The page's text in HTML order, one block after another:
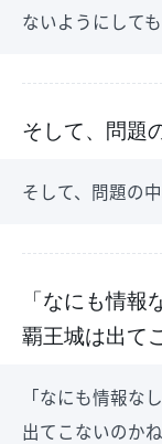
ないようにして
そして、問題
そして、問題の
「なにも情
覇王城は出て
「なにも情報
出てこないのかね